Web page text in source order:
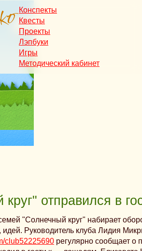
Конспекты
Квесты
Проекты
Лэпбуки
Игры
Методический кабинет
отправился в
"Солнечный круг" набирает
Руководитель клуба Лидия
club52225690 регулярно сообщает о